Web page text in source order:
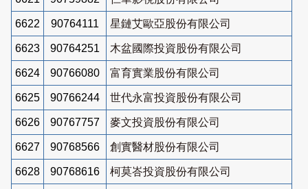
6622 90764111 星鏈艾歐亞股份有限公司
6623 90764251 木盆國際投資股份有限公司
6624 90766080 富育實業股份有限公司
6625 90766244 世代永富投資股份有限公司
6626 90767757 麥文投資股份有限公司
6627 90768566 創實醫材股份有限公司
6628 90768616 柯莫峇投資股份有限公司